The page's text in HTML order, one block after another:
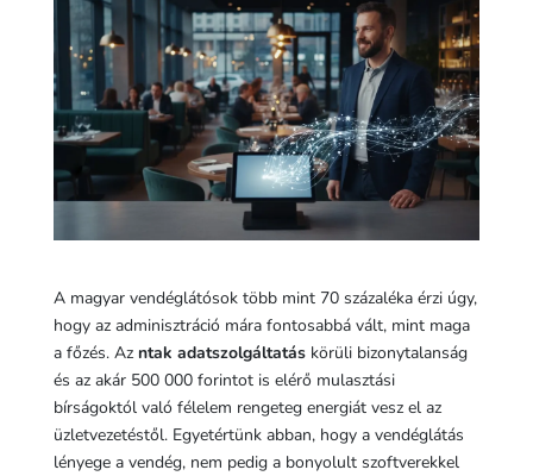
A magyar vendéglátósok több mint 70 százaléka érzi úgy,
hogy az adminisztráció mára fontosabbá vált, mint maga
a főzés. Az ntak adatszolgáltatáskörüli bizonytalanság
és az akár 500 000 forintot is elérő mulasztási
bírságoktól való félelem rengeteg energiát vesz el az
üzletvezetéstől. Egyetértünk abban, hogy a vendéglátás
lényege a vendég, nem pedig a bonyolult szoftverekkel